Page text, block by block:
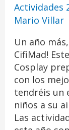
Actividades
Mario Villar
Un año
CifiMad!
Cosplay
con los
tendréis un
niños a su
Las